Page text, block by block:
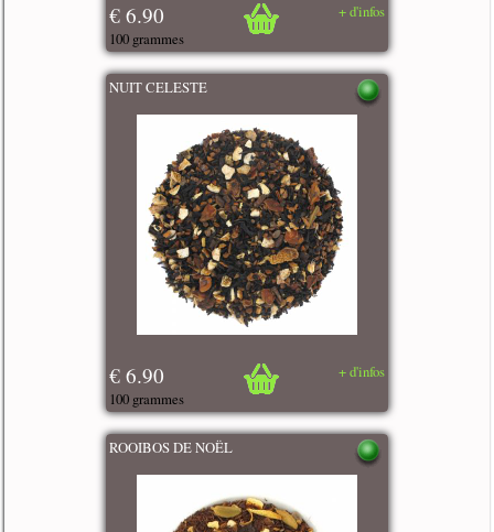
€ 6.90
100 grammes
+ d'infos
NUIT CELESTE
€ 6.90
100 grammes
+ d'infos
ROOIBOS DE NOËL